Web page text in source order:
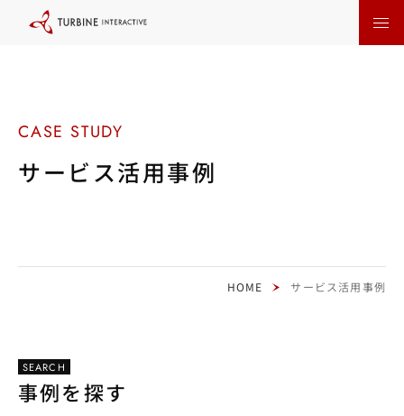
サービス活用事例
HOME サービス活用事例
SEARCH
事例を探す